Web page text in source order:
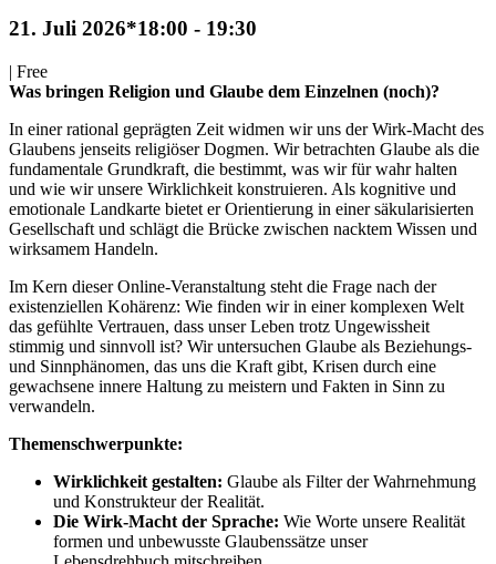
21. Juli 2026*18:00 - 19:30
| Free
Was bringen Religion und Glaube dem Einzelnen (noch)?
In einer rational geprägten Zeit widmen wir uns der Wirk-Macht des
Glaubens jenseits religiöser Dogmen. Wir betrachten Glaube als die
fundamentale Grundkraft, die bestimmt, was wir für wahr halten
und wie wir unsere Wirklichkeit konstruieren. Als kognitive und
emotionale Landkarte bietet er Orientierung in einer säkularisierten
Gesellschaft und schlägt die Brücke zwischen nacktem Wissen und
wirksamem Handeln.
Im Kern dieser Online-Veranstaltung steht die Frage nach der
existenziellen Kohärenz: Wie finden wir in einer komplexen Welt
das gefühlte Vertrauen, dass unser Leben trotz Ungewissheit
stimmig und sinnvoll ist? Wir untersuchen Glaube als Beziehungs-
und Sinnphänomen, das uns die Kraft gibt, Krisen durch eine
gewachsene innere Haltung zu meistern und Fakten in Sinn zu
verwandeln.
Themenschwerpunkte:
Wirklichkeit gestalten: Glaube als Filter der Wahrnehmung
und Konstrukteur der Realität.
Die Wirk-Macht der Sprache: Wie Worte unsere Realität
formen und unbewusste Glaubenssätze unser